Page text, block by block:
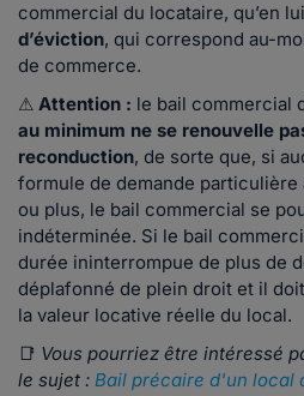
commercial du locataire, qu’en
d’éviction, qui correspond au-
de commerce.
⚠ Attention : le bail commercial
au minimum ne se renouvelle
reconduction, de sorte que, si
formule de demande particulière
ou plus, le bail commercial se
indéterminée. Si le bail
durée ininterrompue de plus de
déplafonné de plein droit et il
la valeur locative réelle du local.
📑 Vous pourriez être intéressé
le sujet : Bail précaire d'un local